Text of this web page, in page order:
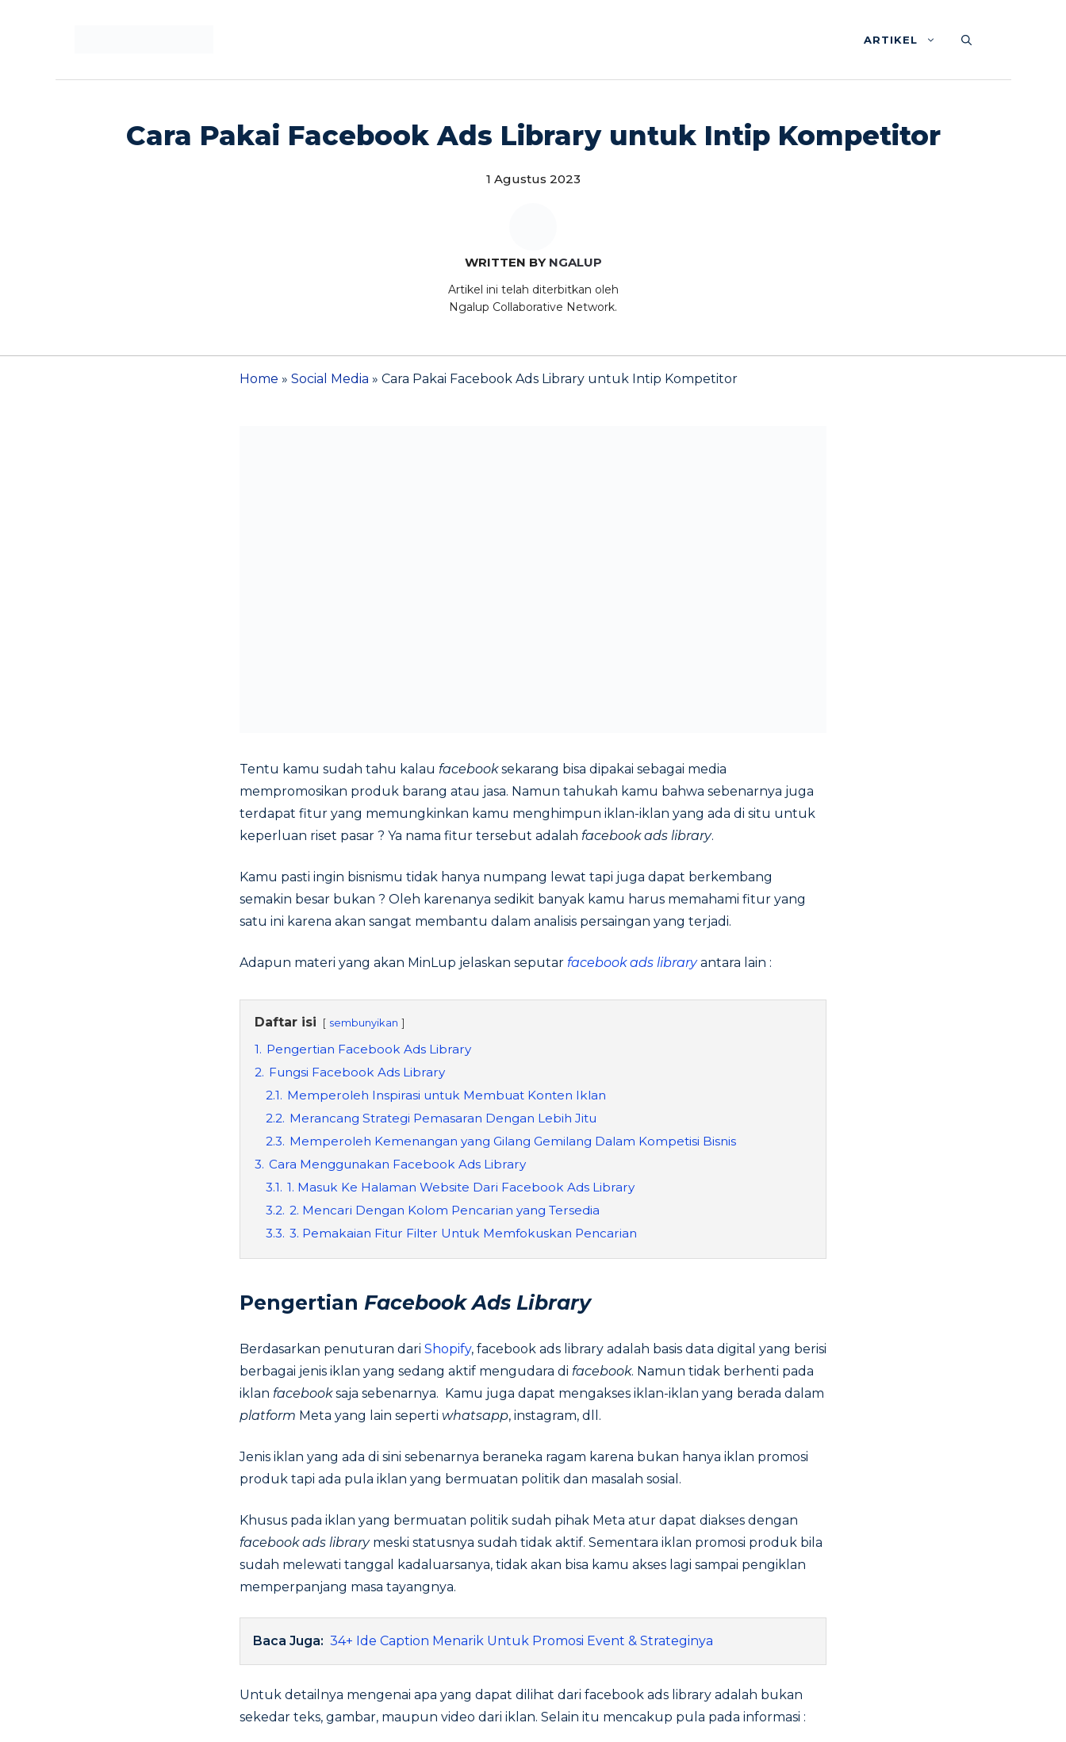
ARTIKEL
Cara Pakai Facebook Ads Library untuk Intip Kompetitor
1 Agustus 2023
WRITTEN BY NGALUP
Artikel ini telah diterbitkan oleh
Ngalup Collaborative Network.
Home » Social Media » Cara Pakai Facebook Ads Library untuk Intip Kompetitor
Tentu kamu sudah tahu kalau facebooksekarang bisa dipakai sebagai media
mempromosikan produk barang atau jasa. Namun tahukah kamu bahwa sebenarnya juga
terdapat fitur yang memungkinkan kamu menghimpun iklan-iklan yang ada di situ untuk
keperluan riset pasar ? Ya nama fitur tersebut adalah facebook ads library.
Kamu pasti ingin bisnismu tidak hanya numpang lewat tapi juga dapat berkembang
semakin besar bukan ? Oleh karenanya sedikit banyak kamu harus memahami fitur yang
satu ini karena akan sangat membantu dalam analisis persaingan yang terjadi.
Adapun materi yang akan MinLup jelaskan seputar facebook ads library antara lain :
Daftar isi sembunyikan
1. Pengertian Facebook Ads Library
2. Fungsi Facebook Ads Library
2.1. Memperoleh Inspirasi untuk Membuat Konten Iklan
2.2. Merancang Strategi Pemasaran Dengan Lebih Jitu
2.3. Memperoleh Kemenangan yang Gilang Gemilang Dalam Kompetisi Bisnis
3. Cara Menggunakan Facebook Ads Library
3.1. 1. Masuk Ke Halaman Website Dari Facebook Ads Library
3.2. 2. Mencari Dengan Kolom Pencarian yang Tersedia
3.3. 3. Pemakaian Fitur Filter Untuk Memfokuskan Pencarian
Pengertian Facebook Ads Library
Berdasarkan penuturan dari Shopify, facebook ads library adalah basis data digital yang berisi
berbagai jenis iklan yang sedang aktif mengudara di facebook. Namun tidak berhenti pada
iklan facebooksaja sebenarnya. Kamu juga dapat mengakses iklan-iklan yang berada dalam
platform Meta yang lain seperti whatsapp, instagram, dll.
Jenis iklan yang ada di sini sebenarnya beraneka ragam karena bukan hanya iklan promosi
produk tapi ada pula iklan yang bermuatan politik dan masalah sosial.
Khusus pada iklan yang bermuatan politik sudah pihak Meta atur dapat diakses dengan
facebook ads library meski statusnya sudah tidak aktif. Sementara iklan promosi produk bila
sudah melewati tanggal kadaluarsanya, tidak akan bisa kamu akses lagi sampai pengiklan
memperpanjang masa tayangnya.
Baca Juga: 34+ Ide Caption Menarik Untuk Promosi Event & Strateginya
Untuk detailnya mengenai apa yang dapat dilihat dari facebook ads library adalah bukan
sekedar teks, gambar, maupun video dari iklan. Selain itu mencakup pula pada informasi :